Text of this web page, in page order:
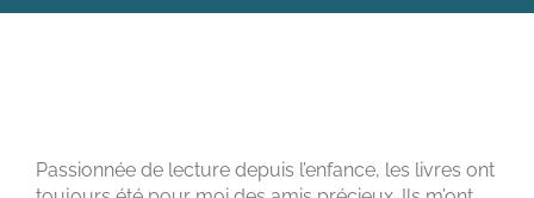
Passionnée de lecture depuis l’enfance, les livres ont